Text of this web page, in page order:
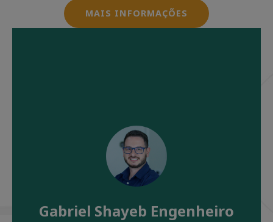
MAIS INFORMAÇÕES
Gabriel Shayeb Engenheiro